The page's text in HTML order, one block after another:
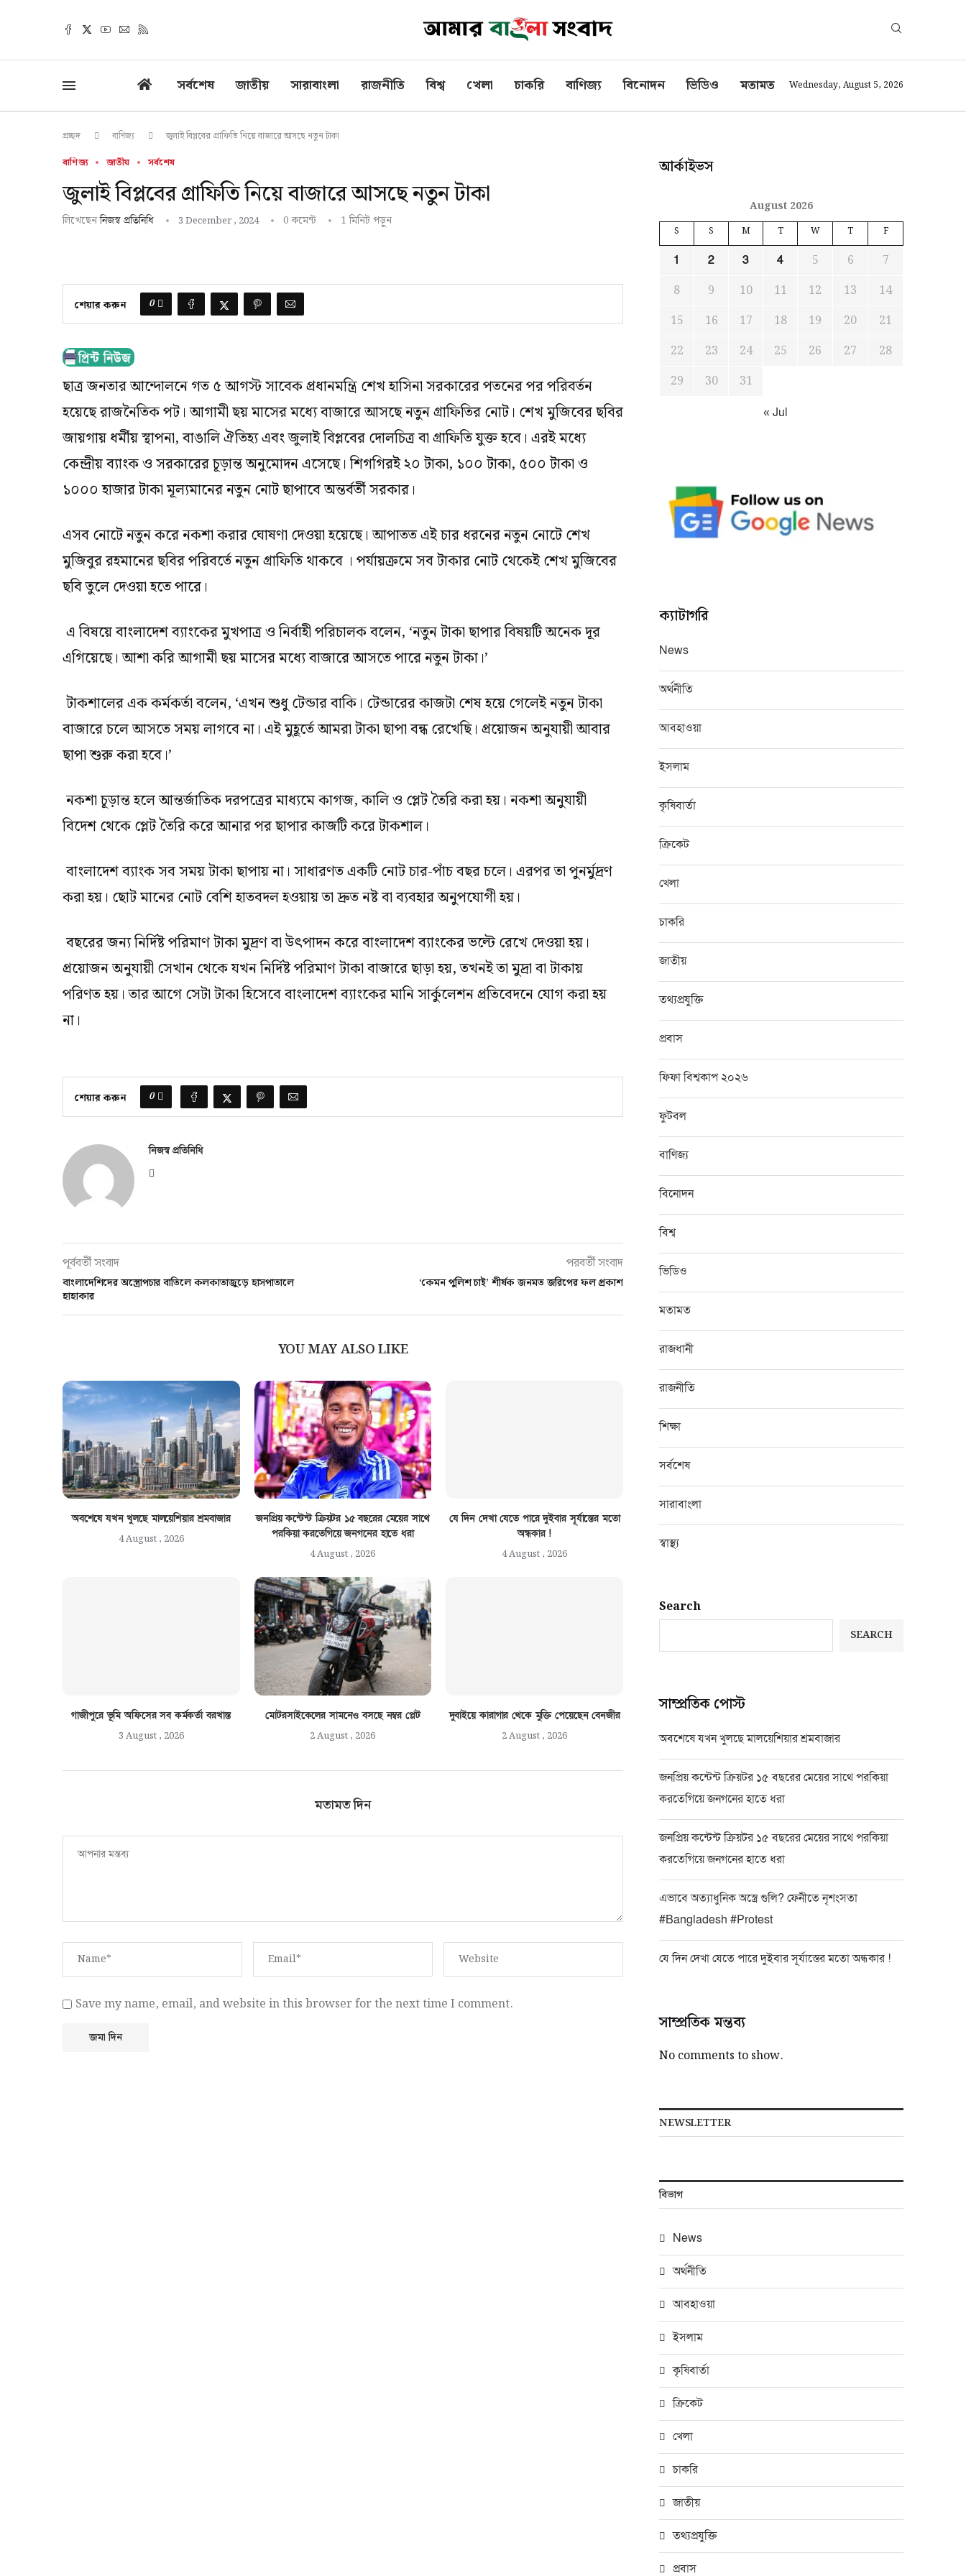
সর্বশেষ জাতীয় সারাবাংলা রাজনীতি বিশ্ব খেলা চাকরি বাণিজ্য বিনোদন ভিডিও মতামত Wednesday, August 5, 2026
প্রচ্ছদ বাণিজ্য জুলাই বিপ্লবের গ্রাফিতি নিয়ে বাজারে আসছে নতুন টাকা
বাণিজ্য জাতীয় সর্বশেষ
জুলাই বিপ্লবের গ্রাফিতি নিয়ে বাজারে আসছে নতুন টাকা
লিখেছেননিজস্ব প্রতিনিধি 3 December , 2024 0 কমেন্ট 1 মিনিট পড়ুন
শেয়ার করুন 0
ছাত্র জনতার আন্দোলনে গত ৫ আগস্ট সাবেক প্রধানমন্ত্রি শেখ হাসিনা সরকারের পতনের পর পরিবর্তন
হয়েছে রাজনৈতিক পট। আগামী ছয় মাসের মধ্যে বাজারে আসছে নতুন গ্রাফিতির নোট। শেখ মুজিবের ছবির
জায়গায় ধর্মীয় স্থাপনা, বাঙালি ঐতিহ্য এবং জুলাই বিপ্লবের দোলচিত্র বা গ্রাফিতি যুক্ত হবে। এরই মধ্যে
কেন্দ্রীয় ব্যাংক ও সরকারের চূড়ান্ত অনুমোদন এসেছে। শিগগিরই ২০ টাকা, ১০০ টাকা, ৫০০ টাকা ও
১০০০ হাজার টাকা মূল্যমানের নতুন নোট ছাপাবে অন্তর্বর্তী সরকার।
এসব নোটে নতুন করে নকশা করার ঘোষণা দেওয়া হয়েছে। আপাতত এই চার ধরনের নতুন নোটে শেখ
মুজিবুর রহমানের ছবির পরিবর্তে নতুন গ্রাফিতি থাকবে । পর্যায়ক্রমে সব টাকার নোট থেকেই শেখ মুজিবের
ছবি তুলে দেওয়া হতে পারে।
এ বিষয়ে বাংলাদেশ ব্যাংকের মুখপাত্র ও নির্বাহী পরিচালক বলেন, ‘নতুন টাকা ছাপার বিষয়টি অনেক দূর
এগিয়েছে। আশা করি আগামী ছয় মাসের মধ্যে বাজারে আসতে পারে নতুন টাকা।’
টাকশালের এক কর্মকর্তা বলেন, ‘এখন শুধু টেন্ডার বাকি। টেন্ডারের কাজটা শেষ হয়ে গেলেই নতুন টাকা
বাজারে চলে আসতে সময় লাগবে না। এই মুহূর্তে আমরা টাকা ছাপা বন্ধ রেখেছি। প্রয়োজন অনুযায়ী আবার
ছাপা শুরু করা হবে।’
নকশা চূড়ান্ত হলে আন্তর্জাতিক দরপত্রের মাধ্যমে কাগজ, কালি ও প্লেট তৈরি করা হয়। নকশা অনুযায়ী
বিদেশ থেকে প্লেট তৈরি করে আনার পর ছাপার কাজটি করে টাকশাল।
বাংলাদেশ ব্যাংক সব সময় টাকা ছাপায় না। সাধারণত একটি নোট চার-পাঁচ বছর চলে। এরপর তা পুনর্মুদ্রণ
করা হয়। ছোট মানের নোট বেশি হাতবদল হওয়ায় তা দ্রুত নষ্ট বা ব্যবহার অনুপযোগী হয়।
বছরের জন্য নির্দিষ্ট পরিমাণ টাকা মুদ্রণ বা উৎপাদন করে বাংলাদেশ ব্যাংকের ভল্টে রেখে দেওয়া হয়।
প্রয়োজন অনুযায়ী সেখান থেকে যখন নির্দিষ্ট পরিমাণ টাকা বাজারে ছাড়া হয়, তখনই তা মুদ্রা বা টাকায়
পরিণত হয়। তার আগে সেটা টাকা হিসেবে বাংলাদেশ ব্যাংকের মানি সার্কুলেশন প্রতিবেদনে যোগ করা হয়
না।
শেয়ার করুন 0
নিজস্ব প্রতিনিধি
পূর্ববর্তী সংবাদ
বাংলাদেশিদের অস্ত্রোপচার বাতিলে কলকাতাজুড়ে হাসপাতালে
হাহাকার
পরবর্তী সংবাদ
‘কেমন পুলিশ চাই’ শীর্ষক জনমত জরিপের ফল প্রকাশ
YOU MAY ALSO LIKE
অবশেষে যখন খুলছে মালয়েশিয়ার শ্রমবাজার
4 August , 2026
জনপ্রিয় কন্টেন্ট ক্রিয়টর ১৫ বছরের মেয়ের সাথে
পরকিয়া করতেগিয়ে জনগনের হাতে ধরা
4 August , 2026
যে দিন দেখা যেতে পারে দুইবার সূর্যাস্তের মতো
অন্ধকার !
4 August , 2026
গাজীপুরে ভূমি অফিসের সব কর্মকর্তা বরখাস্ত
3 August , 2026
মোটরসাইকেলের সামনেও বসছে নম্বর প্লেট
2 August , 2026
দুবাইয়ে কারাগার থেকে মুক্তি পেয়েছেন বেনজীর
2 August , 2026
মতামত দিন
Save my name, email, and website in this browser for the next time I comment.
আর্কাইভস
August 2026
S S M T W T F
1 2 3 4 5 6
7
8
9 10 11 12 13
14
15
16 17 18 19 20
21
22
23 24 25 26 27
28
29
30 31
« Jul
ক্যাটাগরি
News
অর্থনীতি
আবহাওয়া
ইসলাম
কৃষিবার্তা
ক্রিকেট
খেলা
চাকরি
জাতীয়
তথ্যপ্রযুক্তি
প্রবাস
ফিফা বিশ্বকাপ ২০২৬
ফুটবল
বাণিজ্য
বিনোদন
বিশ্ব
ভিডিও
মতামত
রাজধানী
রাজনীতি
শিক্ষা
সর্বশেষ
সারাবাংলা
স্বাস্থ্য
Search
SEARCH
সাম্প্রতিক পোস্ট
অবশেষে যখন খুলছে মালয়েশিয়ার শ্রমবাজার
জনপ্রিয় কন্টেন্ট ক্রিয়টর ১৫ বছরের মেয়ের সাথে পরকিয়া
করতেগিয়ে জনগনের হাতে ধরা
জনপ্রিয় কন্টেন্ট ক্রিয়টর ১৫ বছরের মেয়ের সাথে পরকিয়া
করতেগিয়ে জনগনের হাতে ধরা
এভাবে অত্যাধুনিক অস্ত্রে গুলি? ফেনীতে নৃশংসতা
#Bangladesh #Protest
যে দিন দেখা যেতে পারে দুইবার সূর্যাস্তের মতো অন্ধকার !
সাম্প্রতিক মন্তব্য
No comments to show.
NEWSLETTER
বিভাগ
News
অর্থনীতি
আবহাওয়া
ইসলাম
কৃষিবার্তা
ক্রিকেট
খেলা
চাকরি
জাতীয়
তথ্যপ্রযুক্তি
প্রবাস